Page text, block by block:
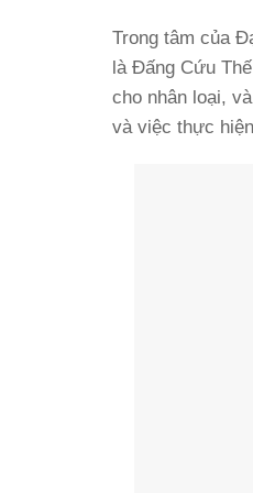
Trong tâm của
là Đấng Cứu
cho nhân loại,
và việc thực